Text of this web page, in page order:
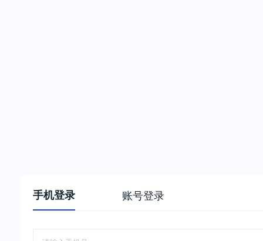
手机登录 账号登录